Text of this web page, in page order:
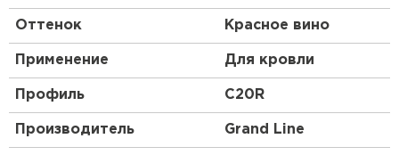
Структура. Профнастил – композитный
(многослойный) материал. У разных марок
число слоев меняется от 3 до 10; толщина
Оттенок Красное вино
Применение Для кровли
Профиль C20R
Производитель Grand Line